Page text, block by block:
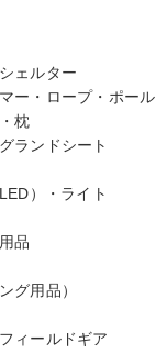
ェルター
ー・ロープ・ポール
枕
ランドシート
）・ライト
品
グ用品）
ィールドギア